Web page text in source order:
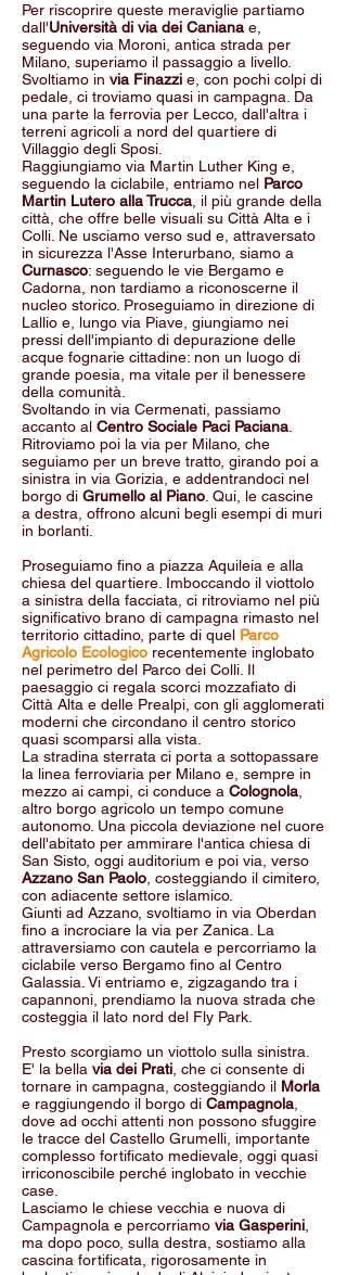
Per riscoprire queste meraviglie partiamo
dall'Università di via dei Caniana e,
seguendo via Moroni, antica strada per
Milano, superiamo il passaggio a livello.
Svoltiamo in via Finazzi e, con pochi colpi di
pedale, ci troviamo quasi in campagna. Da
una parte la ferrovia per Lecco, dall'altra i
terreni agricoli a nord del quartiere di
Villaggio degli Sposi.
Raggiungiamo via Martin Luther King e,
seguendo la ciclabile, entriamo nel Parco
Martin Lutero alla Trucca , il più grande della
città, che offre belle visuali su Città Alta e i
Colli. Ne usciamo verso sud e, attraversato
in sicurezza l'Asse Interurbano, siamo a
Curnasco: seguendo le vie Bergamo e
Cadorna, non tardiamo a riconoscerne il
nucleo storico. Proseguiamo in direzione di
Lallio e, lungo via Piave, giungiamo nei
pressi dell'impianto di depurazione delle
acque fognarie cittadine: non un luogo di
grande poesia, ma vitale per il benessere
della comunità.
Svoltando in via Cermenati, passiamo
accanto al Centro Sociale Paci Paciana
Ritroviamo poi la via per Milano, che
seguiamo per un breve tratto, girando poi a
sinistra in via Gorizia, e addentrandoci nel
borgo di Grumello al Piano . Qui, le cascine
a destra, offrono alcuni begli esempi di muri
in borlanti.
Proseguiamo fino a piazza Aquileia e alla
chiesa del quartiere. Imboccando il viottolo
a sinistra della facciata, ci ritroviamo nel più
significativo brano di campagna rimasto nel
territorio cittadino, parte di quel Parco
Agricolo Ecologico recentemente inglobato
nel perimetro del Parco dei Colli. Il
paesaggio ci regala scorci mozzafiato di
Città Alta e delle Prealpi, con gli agglomerati
moderni che circondano il centro storico
quasi scomparsi alla vista.
La stradina sterrata ci porta a sottopassare
la linea ferroviaria per Milano e, sempre in
mezzo ai campi, ci conduce a Colognola
altro borgo agricolo un tempo comune
autonomo. Una piccola deviazione nel cuore
dell'abitato per ammirare l'antica chiesa di
San Sisto, oggi auditorium e poi via, verso
Azzano San Paolo , costeggiando il cimitero,
con adiacente settore islamico.
Giunti ad Azzano, svoltiamo in via Oberdan
fino a incrociare la via per Zanica. La
attraversiamo con cautela e percorriamo la
ciclabile verso Bergamo fino al Centro
Galassia. Vi entriamo e, zigzagando tra i
capannoni, prendiamo la nuova strada che
costeggia il lato nord del Fly Park.
Presto scorgiamo un viottolo sulla sinistra.
E' la bella via dei Prati , che ci consente di
tornare in campagna, costeggiando il Morla
e raggiungendo il borgo di Campagnola
dove ad occhi attenti non possono sfuggire
le tracce del Castello Grumelli, importante
complesso fortificato medievale, oggi quasi
irriconoscibile perché inglobato in vecchie
case.
Lasciamo le chiese vecchia e nuova di
Campagnola e percorriamo via Gasperini
ma dopo poco, sulla destra, sostiamo alla
cascina fortificata, rigorosamente in